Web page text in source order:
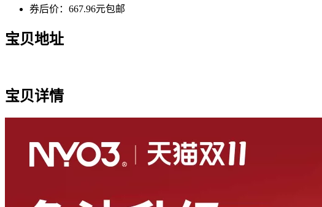
券后价：667.96元包邮
宝贝地址
宝贝详情